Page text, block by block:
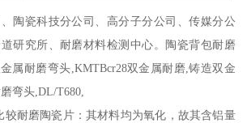
陶瓷科技分公司、高分子分公司、传媒分公
研究所、耐磨材料检测中心。陶瓷背包耐磨
属耐磨弯头,KMTBcr28双金属耐磨,铸造双金
弯头,DL/T680,
较耐磨陶瓷片：其材料均为氧化，故其含铝量